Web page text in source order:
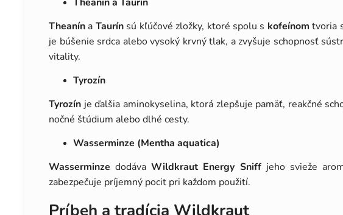
Theanín a Taurínsú kľúčové zložky, ktoré spolu s kofeínom tvoria
je búšenie srdca alebo vysoký krvný tlak, a zvyšuje schopnosť
vitality.
Tyrozín
Tyrozín je ďalšia aminokyselina, ktorá zlepšuje pamäť, reakčné
nočné štúdium alebo dlhé cesty.
Wasserminze (Mentha aquatica)
Wasserminze dodávaWildkraut Energy Sniffjeho svieže
zabezpečuje príjemný pocit pri každom použití.
Príbeh a tradícia Wildkraut